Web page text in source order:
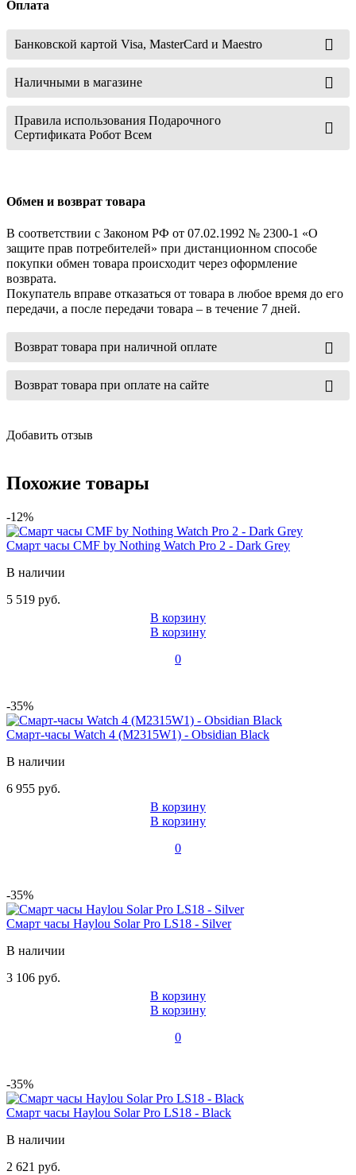
Оплата
Банковской картой Visa, MasterCard и Maestro
Наличными в магазине
Правила использования Подарочного
Сертификата Робот Всем
Обмен и возврат товара
В соответствии с Законом РФ от 07.02.1992 № 2300-1 «О
защите прав потребителей» при дистанционном способе
покупки обмен товара происходит через оформление
возврата.
Покупатель вправе отказаться от товара в любое время до его
передачи, а после передачи товара – в течение 7 дней.
Возврат товара при наличной оплате
Возврат товара при оплате на сайте
Добавить отзыв
Похожие товары
-12%
Смарт часы CMF by Nothing Watch Pro 2 - Dark Grey
В наличии
5 519 руб.
В корзину
В корзину
0
-35%
Смарт-часы Watch 4 (M2315W1) - Obsidian Black
В наличии
6 955 руб.
В корзину
В корзину
0
-35%
Смарт часы Haylou Solar Pro LS18 - Silver
В наличии
3 106 руб.
В корзину
В корзину
0
-35%
Смарт часы Haylou Solar Pro LS18 - Black
В наличии
2 621 руб.